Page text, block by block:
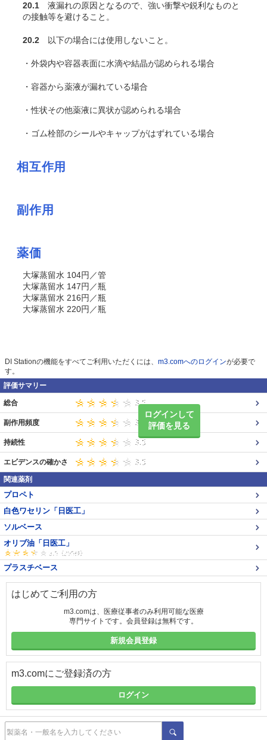
20.1 液漏れの原因となるので、強い衝撃や鋭利なものと
の接触等を避けること。
20.2 以下の場合には使用しないこと。
・外袋内や容器表面に水滴や結晶が認められる場合
・容器から薬液が漏れている場合
・性状その他薬液に異状が認められる場合
・ゴム栓部のシールやキャップがはずれている場合
相互作用
副作用
薬価
大塚蒸留水 104円／管
大塚蒸留水 147円／瓶
大塚蒸留水 216円／瓶
大塚蒸留水 220円／瓶
DI Stationの機能をすべてご利用いただくには、 m3.comへのログインが必要で
す。
評価サマリー
ログインして
評価を見る
総合
副作用頻度
持続性
エビデンスの確かさ
関連薬剤
プロペト
白色ワセリン「日医工」
ソルベース
オリブ油「日医工」
プラスチベース
はじめてご利用の方
m3.comは、医療従事者のみ利用可能な医療
専門サイトです。会員登録は無料です。
新規会員登録
m3.comにご登録済の方
ログイン